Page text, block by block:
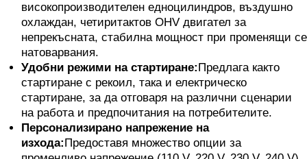
високопроизводителен едноцилиндров, въздушно
охлаждан, четиритактов OHV двигател за
непрекъсната, стабилна мощност при променящи се
натоварвания.
Удобни режими на стартиране:Предлага както
стартиране с рекоил, така и електрическо
стартиране, за да отговаря на различни сценарии
на работа и предпочитания на потребителите.
Персонализирано напрежение на
изхода:Предоставя множество опции за